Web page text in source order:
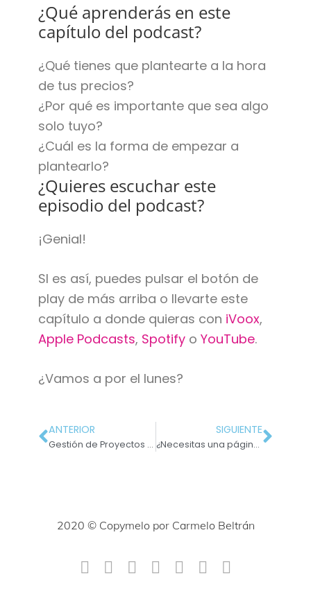
¿Qué aprenderás en este
capítulo del podcast?
¿Qué tienes que plantearte a la hora
de tus precios?
¿Por qué es importante que sea algo
solo tuyo?
¿Cuál es la forma de empezar a
plantearlo?
¿Quieres escuchar este
episodio del podcast?
¡Genial!
SI es así, puedes pulsar el botón de
play de más arriba o llevarte este
capítulo a donde quieras con iVoox,
Apple Podcasts, Spotifyo YouTube.
¿Vamos a por el lunes?
ANTERIOR
Gestión de Proyectos #10: Conclusiones
SIGUIENTE
¿Necesitas una página web para ser copywriter?
2020 © Copymelo por Carmelo Beltrán